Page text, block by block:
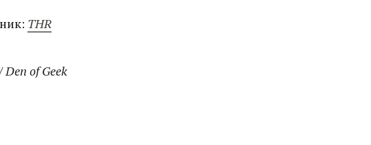
THR
of Geek